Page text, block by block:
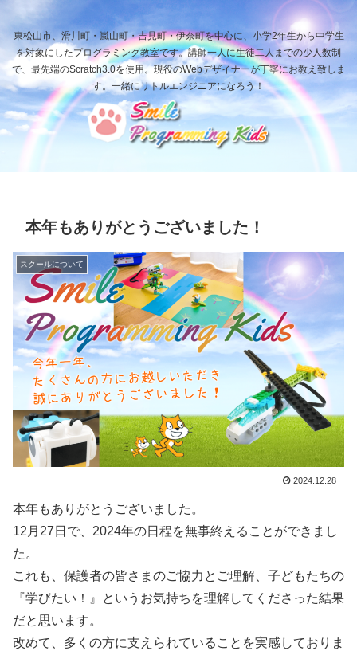
東松山市、滑川町・嵐山町・吉見町・伊奈町を中心に、小学2年生から中学生
を対象にしたプログラミング教室です。講師一人に生徒二人までの少人数制
で、最先端のScratch3.0を使用。現役のWebデザイナーが丁寧にお教え致しま
す。一緒にリトルエンジニアになろう！
本年もありがとうございました！
スクールについて
2024.12.28
本年もありがとうございました。
12月27日で、2024年の日程を無事終えることができまし
た。
これも、保護者の皆さまのご協力とご理解、子どもたちの
『学びたい！』というお気持ちを理解してくださった結果
だと思います。
改めて、多くの方に支えられていることを実感しておりま